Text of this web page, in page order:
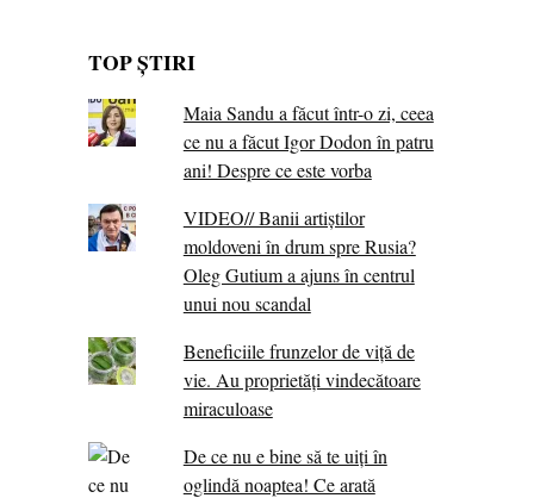
TOP ȘTIRI
Maia Sandu a făcut într-o zi, ceea
ce nu a făcut Igor Dodon în patru
ani! Despre ce este vorba
VIDEO// Banii artiștilor
moldoveni în drum spre Rusia?
Oleg Gutium a ajuns în centrul
unui nou scandal
Beneficiile frunzelor de viță de
vie. Au proprietăţi vindecătoare
miraculoase
De ce nu e bine să te uiți în
oglindă noaptea! Ce arată